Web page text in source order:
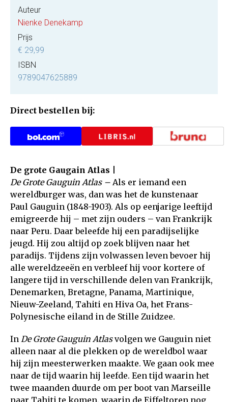
Auteur
Nienke Denekamp
Prijs
€ 29,99
ISBN
9789047625889
Direct bestellen bij:
De grote Gaugain Atlas |
De Grote Gauguin Atlas – Als er iemand een
wereldburger was, dan was het de kunstenaar
Paul Gauguin (1848-1903). Als op eenjarige leeftijd
emigreerde hij – met zijn ouders – van Frankrijk
naar Peru. Daar beleefde hij een paradijselijke
jeugd. Hij zou altijd op zoek blijven naar het
paradijs. Tijdens zijn volwassen leven bevoer hij
alle wereldzeeën en verbleef hij voor kortere of
langere tijd in verschillende delen van Frankrijk,
Denemarken, Bretagne, Panama, Martinique,
Nieuw-Zeeland, Tahiti en Hiva Oa, het Frans-
Polynesische eiland in de Stille Zuidzee.
In De Grote Gauguin Atlasvolgen we Gauguin niet
alleen naar al die plekken op de wereldbol waar
hij zijn meesterwerken maakte. We gaan ook mee
naar de tijd waarin hij leefde. Een tijd waarin het
twee maanden duurde om per boot van Marseille